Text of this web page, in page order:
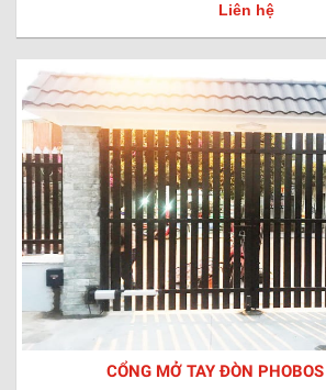
Liên hệ
CỔNG MỞ TAY ĐÒN